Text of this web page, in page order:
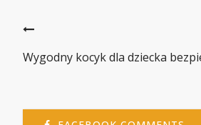
Wygodny kocyk dla dziecka